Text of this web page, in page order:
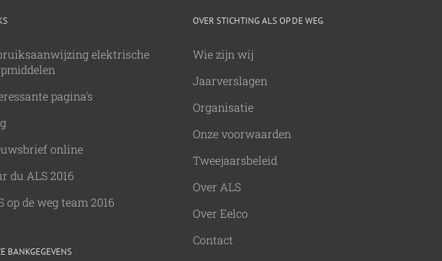
elektrische
pagina's
online
du ALS 2016
op de weg team 2016
BANKGEGEVENS
OVER STICHTING ALS OP DE WEG
Wie zijn wij
Jaarverslagen
Organisatie
Onze voorwaarden
Tweejaarsbeleid
Over ALS
Over Eelco
Contact